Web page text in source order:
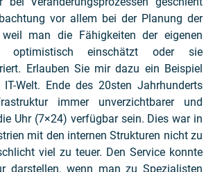
vor allem bei der Planung der
weil man die Fähigkeiten der eigenen
optimistisch einschätzt oder sie
Erlauben Sie mir dazu ein Beispiel
Welt. Ende des 20sten Jahrhunderts
immer unverzichtbarer und
Uhr (7×24) verfügbar sein. Dies war in
mit den internen Strukturen nicht zu
viel zu teuer. Den Service konnte
darstellen, wenn man zu Spezialisten